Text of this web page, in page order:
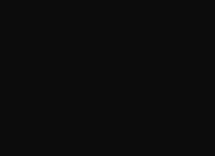
模特的描述内容模特的